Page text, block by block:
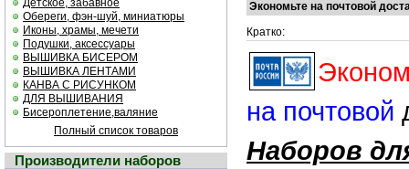
Детское, забавное
Обереги, фэн-шуй, миниатюры
Иконы, храмы, мечети
Подушки, аксессуары
ВЫШИВКА БИСЕРОМ
ВЫШИВКА ЛЕНТАМИ
КАНВА С РИСУНКОМ
ДЛЯ ВЫШИВАНИЯ
Бисероплетение,валяние
Полный список товаров
Производители наборов
Экономьте на почтовой
Кратко:
на почтовой
Наборов